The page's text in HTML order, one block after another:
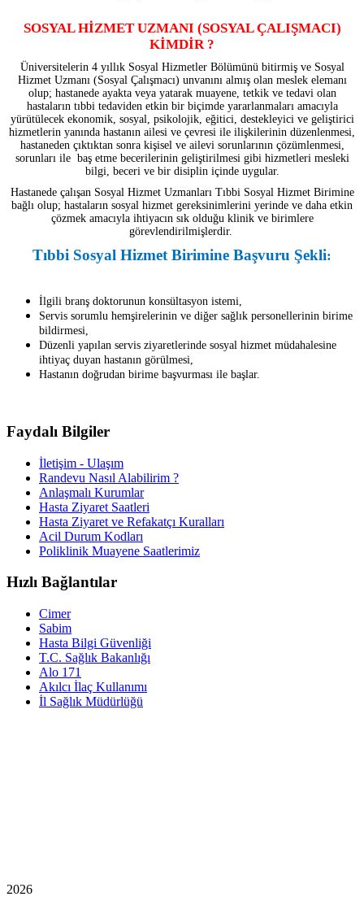
SOSYAL HİZMET UZMANI (SOSYAL ÇALIŞMACI)
KİMDİR ?
Üniversitelerin 4 yıllık Sosyal Hizmetler Bölümünü bitirmiş ve Sosyal
Hizmet Uzmanı (Sosyal Çalışmacı) unvanını almış olan meslek elemanı
olup; hastanede ayakta veya yatarak muayene, tetkik ve tedavi olan
hastaların tıbbi tedaviden etkin bir biçimde yararlanmaları amacıyla
yürütülecek ekonomik, sosyal, psikolojik, eğitici, destekleyici ve geliştirici
hizmetlerin yanında hastanın ailesi ve çevresi ile ilişkilerinin düzenlenmesi,
hastaneden çıktıktan sonra kişisel ve ailevi sorunlarının çözümlenmesi,
sorunları ile baş etme becerilerinin geliştirilmesi gibi hizmetleri mesleki
bilgi, beceri ve bir disiplin içinde uygular.
Hastanede çalışan Sosyal Hizmet Uzmanları Tıbbi Sosyal Hizmet Birimine
bağlı olup; hastaların sosyal hizmet gereksinimlerini yerinde ve daha etkin
çözmek amacıyla ihtiyacın sık olduğu klinik ve birimlere
görevlendirilmişlerdir.
Tıbbi Sosyal Hizmet Birimine Başvuru Şekli:
İlgili branş doktorunun konsültasyon istemi,
Servis sorumlu hemşirelerinin ve diğer sağlık personellerinin birime
bildirmesi,
Düzenli yapılan servis ziyaretlerinde sosyal hizmet müdahalesine
ihtiyaç duyan hastanın görülmesi,
Hastanın doğrudan birime başvurması ile başlar.
Faydalı Bilgiler
İletişim - Ulaşım
Randevu Nasıl Alabilirim ?
Anlaşmalı Kurumlar
Hasta Ziyaret Saatleri
Hasta Ziyaret ve Refakatçı Kuralları
Acil Durum Kodları
Poliklinik Muayene Saatlerimiz
Hızlı Bağlantılar
Cimer
Sabim
Hasta Bilgi Güvenliği
T.C. Sağlık Bakanlığı
Alo 171
Akılcı İlaç Kullanımı
İl Sağlık Müdürlüğü
2026